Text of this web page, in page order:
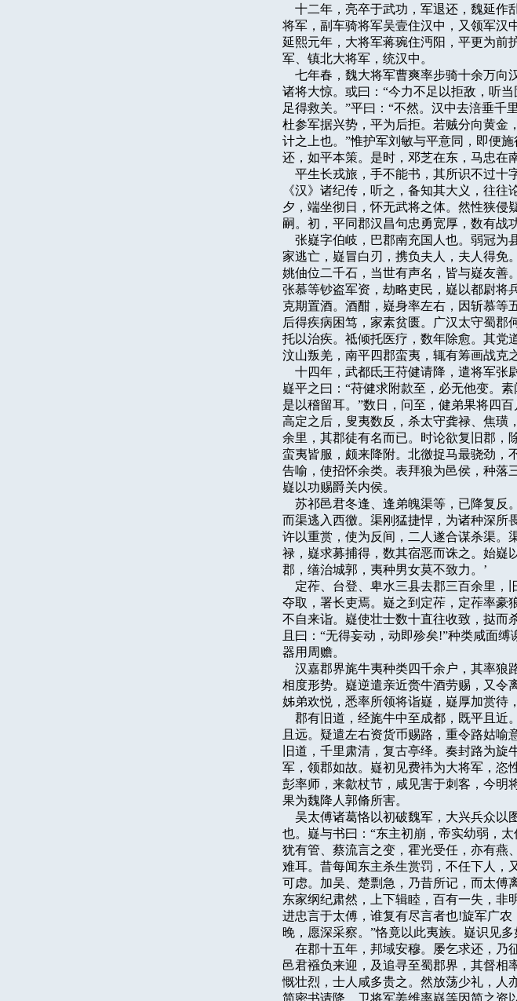
十二年，亮卒于武功，军退还，魏延
将军，副车骑将军吴壹住汉中，又领军汉
延熙元年，大将军蒋琬住沔阳，平更为前
军、镇北大将军，统汉中。
七年春，魏大将军曹爽率步骑十余万
诸将大惊。或曰：“今力不足以拒敌，听
足得救关。”平曰：“不然。汉中去涪垂千
杜参军据兴势，平为后拒。若贼分向黄金
计之上也。”惟护军刘敏与平意同，即便
还，如平本策。是时，邓芝在东，马忠在
平生长戎旅，手不能书，其所识不过
《汉》诸纪传，听之，备知其大义，往
夕，端坐彻日，怀无武将之体。然性狭侵
嗣。初，平同郡汉昌句忠勇宽厚，数有战
张嶷字伯岐，巴郡南充国人也。弱冠
家逃亡，嶷冒白刃，携负夫人，夫人得免
姚伷位二千石，当世有声名，皆与嶷友善
张慕等钞盗军资，劫略吏民，嶷以都尉将
克期置酒。酒酣，嶷身率左右，因斩慕等
后得疾病困笃，家素贫匮。广汉太守蜀郡
托以治疾。祗倾托医疗，数年除愈。其党
汶山叛羌，南平四郡蛮夷，辄有筹画战克
十四年，武都氐王苻健请降，遣将军
嶷平之曰：“苻健求附款至，必无他变。
是以稽留耳。”数日，问至，健弟果将四
高定之后，叟夷数反，杀太守龚禄、焦璜
余里，其郡徒有名而已。时论欲复旧郡，
蛮夷皆服，颇来降附。北徼捉马最骁劲，
告喻，使招怀余类。表拜狼为邑侯，种落
嶷以功赐爵关内侯。
苏祁邑君冬逢、逢弟魄渠等，已降复
而渠逃入西徼。渠刚猛捷悍，为诸种深所
许以重赏，使为反间，二人遂合谋杀渠。
禄，嶷求募捕得，数其宿恶而诛之。始嶷
郡，缮治城郭，夷种男女莫不致力。’
定莋、台登、卑水三县去郡三百余里
夺取，署长吏焉。嶷之到定莋，定莋率豪
不自来诣。嶷使壮士数十直往收致，挞而
且曰：“无得妄动，动即殄矣!”种类咸面
器用周赡。
汉嘉郡界旄牛夷种类四千余户，其率
相度形势。嶷逆遣亲近赍牛酒劳赐，又令
姊弟欢悦，悉率所领将诣嶷，嶷厚加赏待
郡有旧道，经旄牛中至成都，既平且
且远。疑遣左右资货币赐路，重令路姑喻
旧道，千里肃清，复古亭绎。奏封路为
军，领郡如故。嶷初见费祎为大将军，恣
彭率师，来歙杖节，咸见害于刺客，今明
果为魏降人郭脩所害。
吴太傅诸葛恪以初破魏军，大兴兵众
也。嶷与书曰：“东主初崩，帝实幼弱，
犹有管、蔡流言之变，霍光受任，亦有燕
难耳。昔每闻东主杀生赏罚，不任下人，
可虑。加吴、楚剽急，乃昔所记，而太傅
东家纲纪肃然，上下辑睦，百有一失，非
进忠言于太傅，谁复有尽言者也!旋军广
晚，愿深采察。”恪竟以此夷族。嶷识见多
在郡十五年，邦域安穆。屡乞求还，
邑君襁负来迎，及追寻至蜀郡界，其督相
慨壮烈，士人咸多贵之。然放荡少礼，人
简密书请降，卫将军姜维率嶷等因简之资